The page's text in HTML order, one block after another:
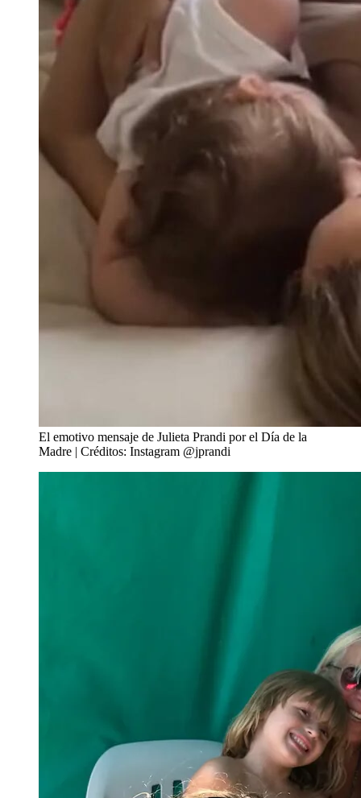
El emotivo mensaje de Julieta Prandi por el Día de la
Madre | Créditos: Instagram @jprandi